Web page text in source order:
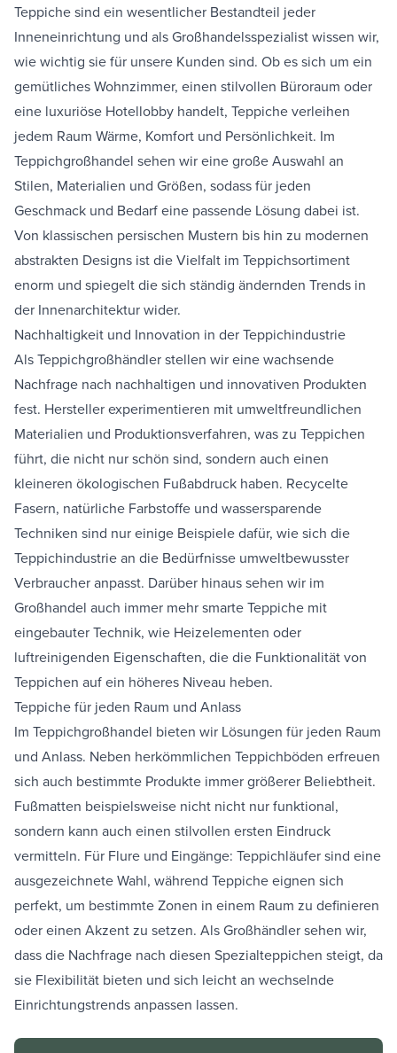
Teppiche sind ein wesentlicher Bestandteil jeder
Inneneinrichtung und als Großhandelsspezialist wissen wir,
wie wichtig sie für unsere Kunden sind. Ob es sich um ein
gemütliches Wohnzimmer, einen stilvollen Büroraum oder
eine luxuriöse Hotellobby handelt, Teppiche verleihen
jedem Raum Wärme, Komfort und Persönlichkeit. Im
Teppichgroßhandel sehen wir eine große Auswahl an
Stilen, Materialien und Größen, sodass für jeden
Geschmack und Bedarf eine passende Lösung dabei ist.
Von klassischen persischen Mustern bis hin zu modernen
abstrakten Designs ist die Vielfalt im Teppichsortiment
enorm und spiegelt die sich ständig ändernden Trends in
der Innenarchitektur wider.
Nachhaltigkeit und Innovation in der Teppichindustrie
Als Teppichgroßhändler stellen wir eine wachsende
Nachfrage nach nachhaltigen und innovativen Produkten
fest. Hersteller experimentieren mit umweltfreundlichen
Materialien und Produktionsverfahren, was zu Teppichen
führt, die nicht nur schön sind, sondern auch einen
kleineren ökologischen Fußabdruck haben. Recycelte
Fasern, natürliche Farbstoffe und wassersparende
Techniken sind nur einige Beispiele dafür, wie sich die
Teppichindustrie an die Bedürfnisse umweltbewusster
Verbraucher anpasst. Darüber hinaus sehen wir im
Großhandel auch immer mehr smarte Teppiche mit
eingebauter Technik, wie Heizelementen oder
luftreinigenden Eigenschaften, die die Funktionalität von
Teppichen auf ein höheres Niveau heben.
Teppiche für jeden Raum und Anlass
Im Teppichgroßhandel bieten wir Lösungen für jeden Raum
und Anlass. Neben herkömmlichen Teppichböden erfreuen
sich auch bestimmte Produkte immer größerer Beliebtheit.
Fußmatten beispielsweise nicht nicht nur funktional,
sondern kann auch einen stilvollen ersten Eindruck
vermitteln. Für Flure und Eingänge: Teppichläufersind eine
ausgezeichnete Wahl, während Teppicheeignen sich
perfekt, um bestimmte Zonen in einem Raum zu definieren
oder einen Akzent zu setzen. Als Großhändler sehen wir,
dass die Nachfrage nach diesen Spezialteppichen steigt, da
sie Flexibilität bieten und sich leicht an wechselnde
Einrichtungstrends anpassen lassen.